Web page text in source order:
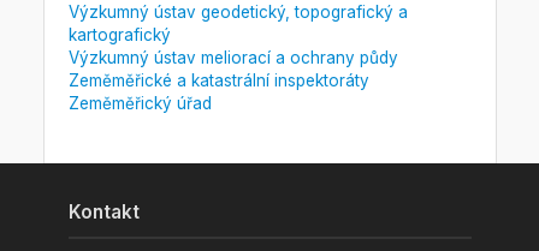
Výzkumný ústav geodetický, topografický a
kartografický
Výzkumný ústav meliorací a ochrany půdy
Zeměměřické a katastrální inspektoráty
Zeměměřický úřad
Kontakt